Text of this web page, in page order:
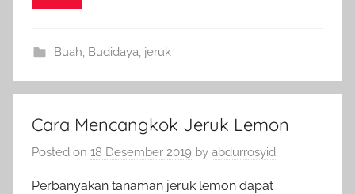
Buah Budidaya jeruk
Cara Mencangkok Jeruk Lemon
Posted on 18 Desember 2019 by abdurrosyid
Perbanyakan tanaman jeruk lemon dapat